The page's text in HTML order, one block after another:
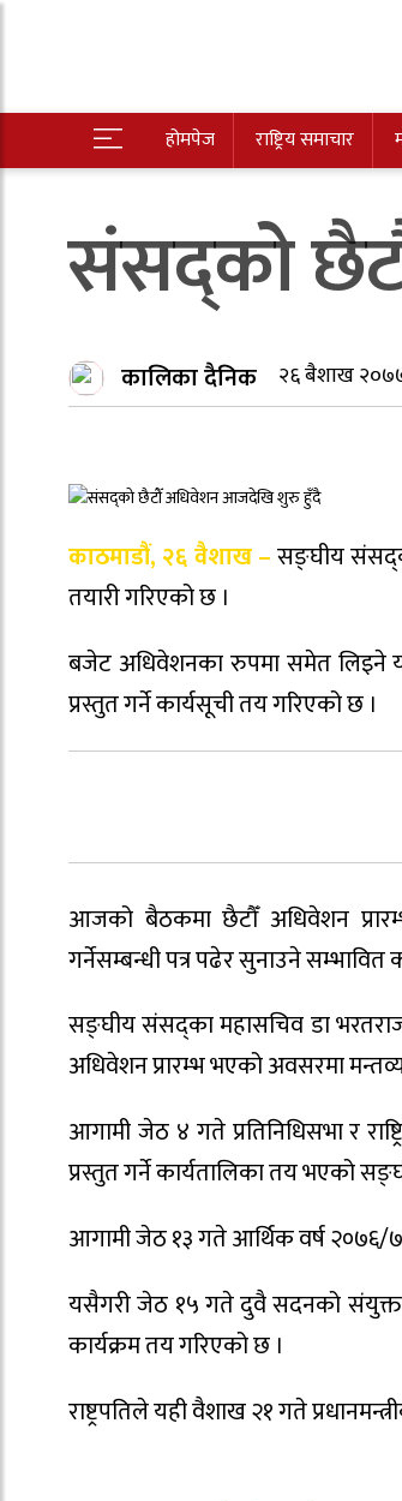
होमपेज राष्ट्रिय समाचार
संसद्को
कालिका दैनिक २६ बैशाख
काठमाडौं, २६ वैशाख –सङ्घीय
तयारी गरिएको छ ।
बजेट अधिवेशनका रुपमा समेत लिइने
प्रस्तुत गर्ने कार्यसूची तय गरिएको छ ।
आजको बैठकमा छैटौँ अधिवेशन
गर्नेसम्बन्धी पत्र पढेर सुनाउने
सङ्घीय संसद्का महासचिव डा
अधिवेशन प्रारम्भ भएको अवसरमा
आगामी जेठ ४ गते प्रतिनिधिसभा र
प्रस्तुत गर्ने कार्यतालिका तय भएको
आगामी जेठ १३ गते आर्थिक वर्ष २०७६/
यसैगरी जेठ १५ गते दुवै सदनको संयुक्त
कार्यक्रम तय गरिएको छ ।
राष्ट्रपतिले यही वैशाख २१ गते